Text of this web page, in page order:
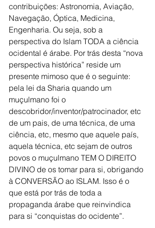
contribuições: Astronomia, Aviação,
Navegação, Óptica, Medicina,
Engenharia. Ou seja, sob a
perspectiva do Islam TODA a ciência
ocidental é árabe. Por trás desta “nova
perspectiva histórica” reside um
presente mimoso que é o seguinte:
pela lei da Sharia quando um
muçulmano foi o
descobridor/inventor/patrocinador, etc
de um pais, de uma técnica, de uma
ciência, etc, mesmo que aquele país,
aquela técnica, etc sejam de outros
povos o muçulmano TEM O DIREITO
DIVINO de os tomar para si, obrigando
à CONVERSÃO ao ISLAM. Isso é o
que está por trás de toda a
propaganda árabe que reinvindica
para si “conquistas do ocidente”.